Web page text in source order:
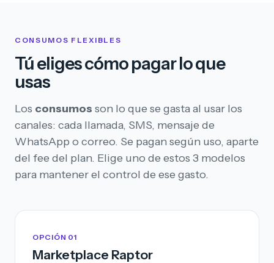
CONSUMOS FLEXIBLES
Tú eliges cómo pagar lo que
usas
Los consumos son lo que se gasta al usar los
canales: cada llamada, SMS, mensaje de
WhatsApp o correo. Se pagan según uso, aparte
del fee del plan. Elige uno de estos 3 modelos
para mantener el control de ese gasto.
OPCIÓN 01
Marketplace Raptor